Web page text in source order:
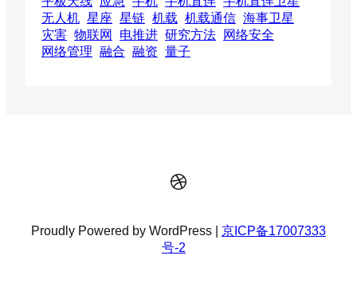
无人机 星座 星链 机载 机载通信 海事卫星
灾害 物联网 电推进 研究方法
网络安全
网络管理 融合 融资 量子
Dribbble
Proudly Powered by WordPress | 京ICP备17007333
号-2